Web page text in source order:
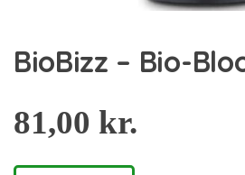
BioBizz – Bio-
81,00 kr.